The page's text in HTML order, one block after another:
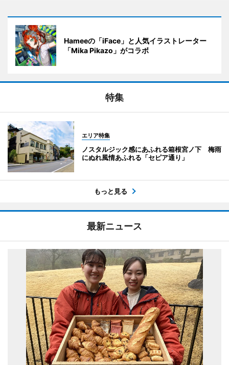
Hameeの「iFace」と人気イラストレーター
「Mika Pikazo」がコラボ
特集
エリア特集
ノスタルジック感にあふれる箱根宮ノ下 梅雨
にぬれ風情あふれる「セピア通り」
もっと見る
最新ニュース